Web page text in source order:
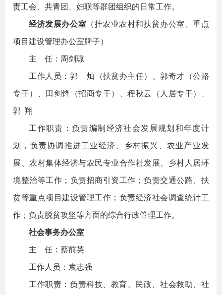
责工会、共青团、妇联等群团组织的日常工作。
经济发展办公室 （挂农业农村和扶贫办公室、重点
项目建设管理办公室牌子）
主 任：周剑琼
工作人员：郭 灿（扶贫办主任）、郭奇才（公路
专干）、田剑锋（招商专干）、程秋云（人居专干）、
郭 翔
工作职责：负责编制经济社会发展规划和年度计
划，负责协调推进工业经济、乡村振兴、农业产业发
展、农村集体经济与农民专业合作社发展、乡村人居环
境整治等工作；负责招商引资工作；负责交通公路、扶
贫等重点项目建设管理工作；负责经济社会调查统计工
作；负责脱贫攻坚等方面的综合行政管理工作。
社会事务办公室
主 任：蔡前英
工作人员：袁志强
工作职责：负责科技、教育、民政、社会救助、社